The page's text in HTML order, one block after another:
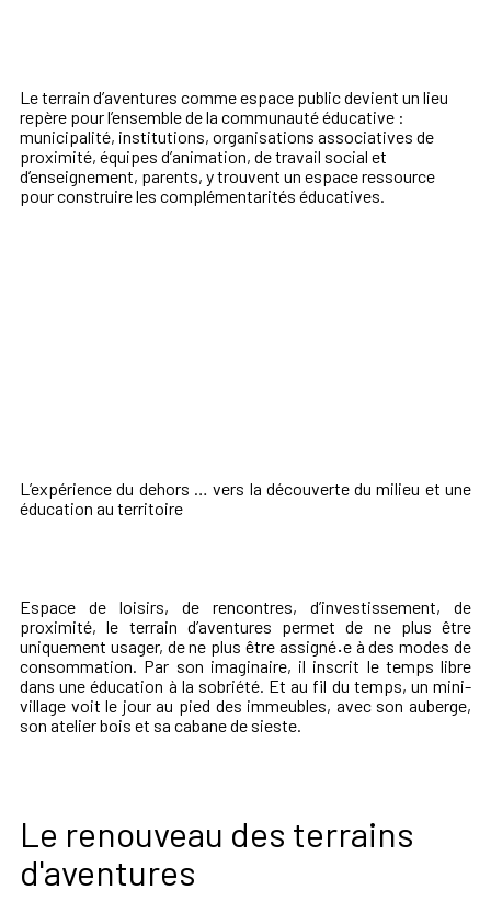
Le terrain d’aventures comme espace public devient un lieu
repère pour l’ensemble de la communauté éducative :
municipalité, institutions, organisations associatives de
proximité, équipes d’animation, de travail social et
d’enseignement, parents, y trouvent un espace ressource
pour construire les complémentarités éducatives.
L’expérience du dehors … vers la découverte du milieu et une
éducation au territoire
Espace de loisirs, de rencontres, d’investissement, de
proximité, le terrain d’aventures permet de ne plus être
uniquement usager, de ne plus être assigné·e à des modes de
consommation. Par son imaginaire, il inscrit le temps libre
dans une éducation à la sobriété. Et au fil du temps, un mini-
village voit le jour au pied des immeubles, avec son auberge,
son atelier bois et sa cabane de sieste.
Le renouveau des terrains
d'aventures